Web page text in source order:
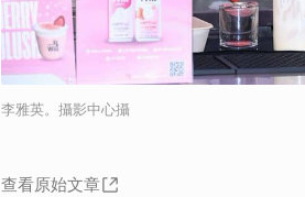
李雅英。攝影中心攝
查看原始文章